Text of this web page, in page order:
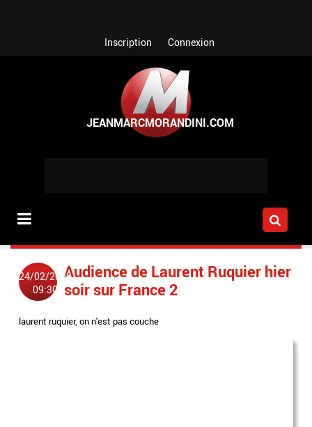
Inscription Connexion
24/02/2008
09:30
Audience de Laurent Ruquier hier
soir sur France 2
laurent ruquier,on n'est pas couche